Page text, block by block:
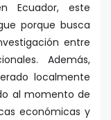
Ecuador, este
porque busca
entre
Además,
localmente
al momento de
económicas y